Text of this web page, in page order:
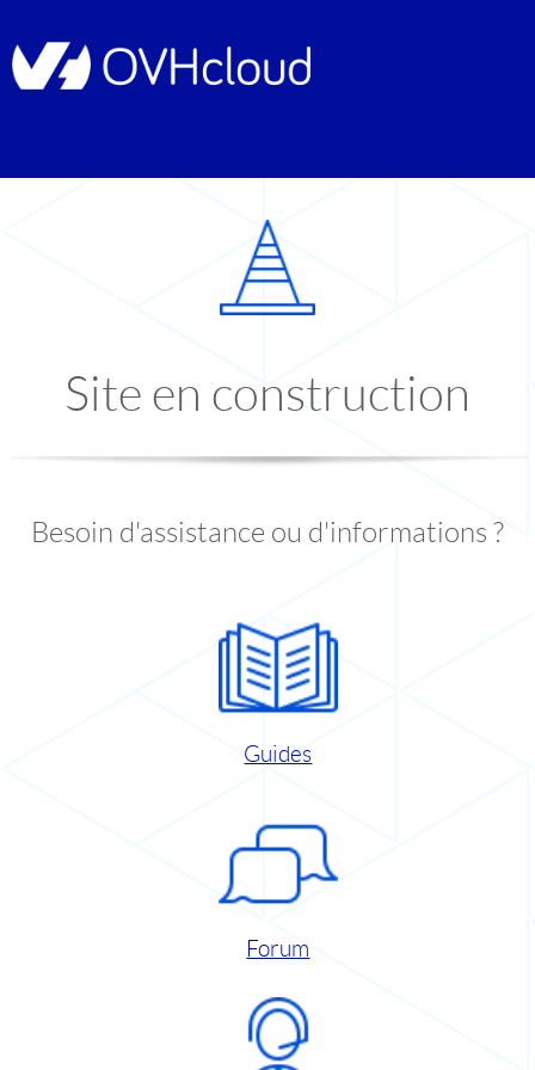
Site en construction
Besoin d'assistance ou d'informations ?
Guides
Forum